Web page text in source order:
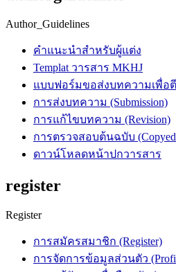
Author_Guidelines
คำแนะนำสำหรับผู้แต่ง
Templat วารสาร MKHJ
แบบฟอร์มขอส่งบทความเพื่อ
การส่งบทความ (Submission)
การแก้ไขบทความ (Revision)
การตรวจสอบต้นฉบับ
ดาวน์โหลดหน้าปกวารสาร
register
Register
การสมัครสมาชิก (Register)
การจัดการข้อมูลส่วนตัว